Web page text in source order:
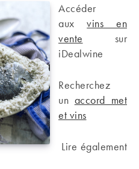
Accéder
auxvins en
vente sur
iDealwine
Recherchez
un accord met
et vins
Lire également